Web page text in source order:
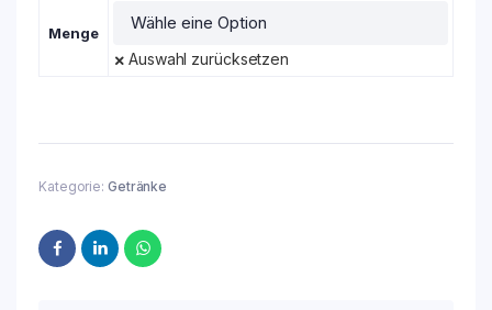
Menge
Auswahl zurücksetzen
Kategorie: Getränke